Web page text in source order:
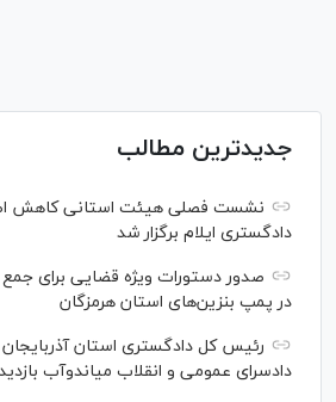
جدیدترین مطالب
نشست فصلی هیئت استانی کاهش
دادگستری ایلام برگزار شد
صدور دستورات ویژه قضایی برای
در پمپ بنزین‌های استان هرمزگان
رئیس کل دادگستری استان آذربایجان
دادسرای عمومی و انقلاب میاندوآب